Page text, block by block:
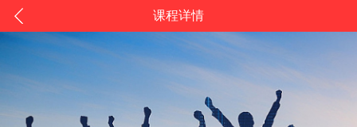
课程详情